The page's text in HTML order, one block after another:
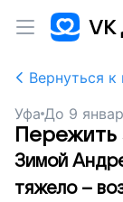
Вернуться к
Уфа До 9
Пережить
Зимой
тяжело –